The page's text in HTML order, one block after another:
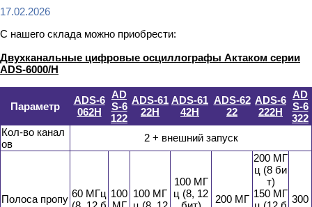
17.02.2026
С нашего склада можно приобрести:
Двухканальные цифровые осциллографы Актаком серии
ADS-6000/H
Параметр
ADS-6
062H
AD
S-6
122
ADS-61
22H
ADS-61
42H
ADS-62
22
ADS-6
222H
AD
S-6
322
Кол-во канал
ов
2 + внешний запуск
Полоса пропу 60 МГц 100 100 МГ
100 МГ
ц (8, 12
200 МГ
200 МГ
ц (8 би
т)
150 МГ 300